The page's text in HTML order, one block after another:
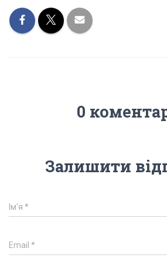
0
Залишити
Ім'я *
Email *